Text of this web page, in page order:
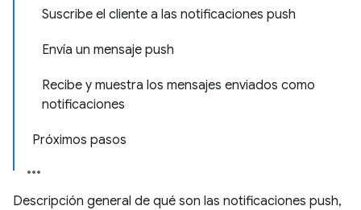
Suscribe el cliente a las notificaciones push
Envía un mensaje push
Recibe y muestra los mensajes enviados como
notificaciones
Próximos pasos
Descripción general de qué son las notificaciones push,